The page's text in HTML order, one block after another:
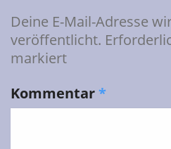
Deine E-Mail-Adresse
veröffentlicht.
markiert
Kommentar*